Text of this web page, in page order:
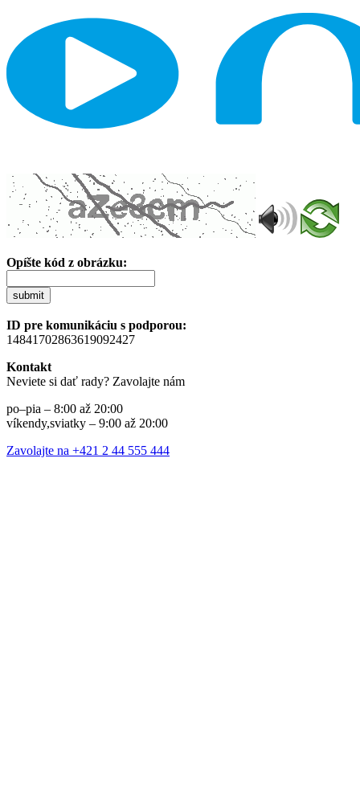
Opíšte kód z obrázku:
submit
ID pre komunikáciu s podporou:
14841702863619092427
Kontakt
Neviete si dať rady? Zavolajte nám
po–pia – 8:00 až 20:00
víkendy,sviatky – 9:00 až 20:00
Zavolajte na +421 2 44 555 444